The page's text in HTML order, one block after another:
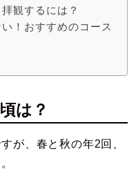
観するには？
！おすすめのコース
は？
が、春と秋の年2回、